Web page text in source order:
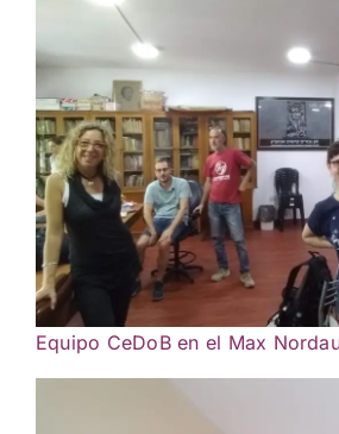
Equipo CeDoB en el Max